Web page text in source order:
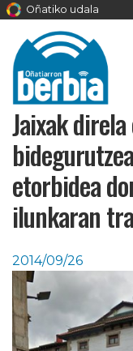
Oñatiko udala
Jaixak
etorbidea
ilunkaran
2014/09/26